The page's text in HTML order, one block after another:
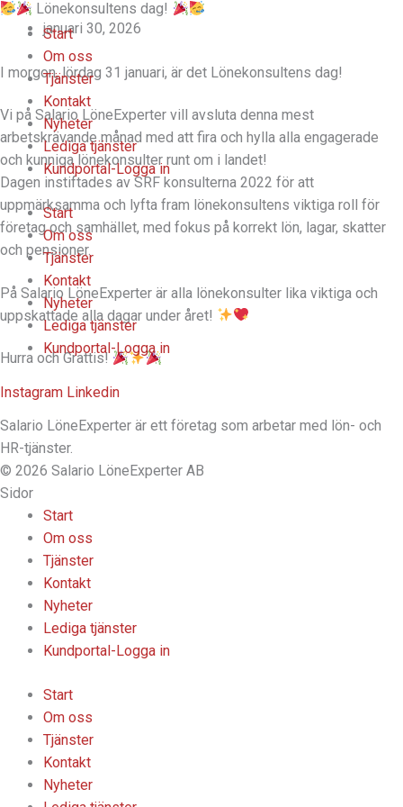
Hoppa
innehåll
Start
Om oss
Tjänster
Kontakt
Nyheter
Lediga tjänster
Kundportal-Logga in
Start
Om oss
Tjänster
Kontakt
Nyheter
Lediga tjänster
Kundportal-Logga in
Instagram Linkedin
Lönekonsultens dag!
januari 30, 2026
I morgon, lördag 31 januari, är det Lönekonsultens dag!
Vi på Salario LöneExperter vill avsluta denna mest
arbetskrävande månad med att fira och hylla alla engagerade
och kunniga lönekonsulter runt om i landet!
Dagen instiftades av SRF konsulterna 2022 för att
uppmärksamma och lyfta fram lönekonsultens viktiga roll för
företag och samhället, med fokus på korrekt lön, lagar, skatter
och pensioner.
På Salario LöneExperter är alla lönekonsulter lika viktiga och
uppskattade alla dagar under året!
Hurra och Grattis!
Salario LöneExperter är ett företag som arbetar med lön- och
HR-tjänster.
© 2026 Salario LöneExperter AB
Sidor
Start
Om oss
Tjänster
Kontakt
Nyheter
Lediga tjänster
Kundportal-Logga in
Start
Om oss
Tjänster
Kontakt
Nyheter